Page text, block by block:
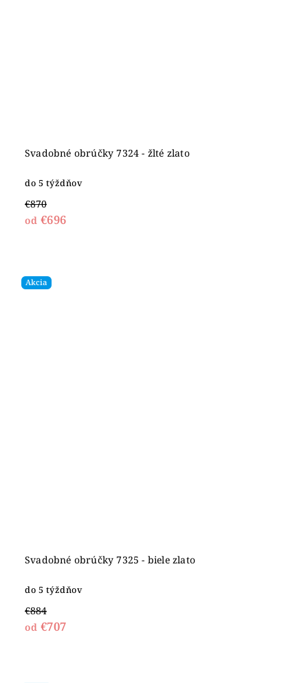
Svadobné obrúčky 7324 - žlté zlato
do 5 týždňov
€870
od €696
Akcia
Svadobné obrúčky 7325 - biele zlato
do 5 týždňov
€884
od €707